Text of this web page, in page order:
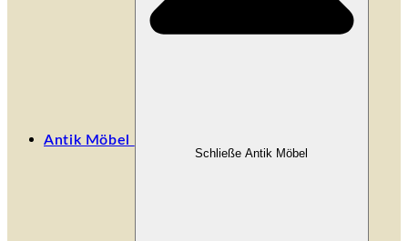
Antik Möbel
Schließe Antik Möbel